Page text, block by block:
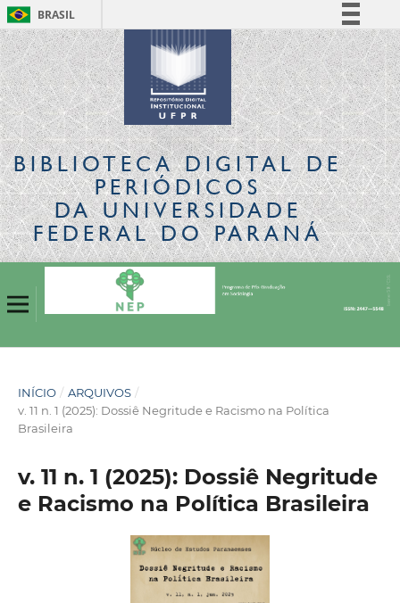
BRASIL
Simplifique!
Comunica BR
Participe
Acesso à informação
Legislação
Canais
BIBLIOTECA DIGITALDE
PERIÓDICOS
DA UNIVERSIDADE
FEDERAL DO PARANÁ
INÍCIO / ARQUIVOS /
v. 11 n. 1 (2025): Dossiê Negritude e Racismo na Política
Brasileira
v. 11 n. 1 (2025): Dossiê Negritude
e Racismo na Política Brasileira